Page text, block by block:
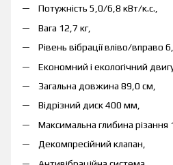
Потужність 5,0/6,8 кВт/к.с.,
Вага 12,7 кг,
Рівень вібрації вліво/вправо
Економний і екологічний
Загальна довжина 89,0 см,
Відрізний диск 400 мм,
Максимальна глибина різання
Декомпресійний клапан,